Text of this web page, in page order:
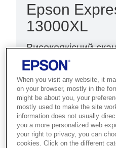
Epson
13000XL
Високоякісний
документів
чітко й точно
планів,
негативи, з
користувачів до
здатності.
When you visit any website, it
on your browser, mostly in the
might be about you, your
mostly used to make the site
information does not usually
you a more personalized web
your right to privacy, you can
cookies. Click on the different